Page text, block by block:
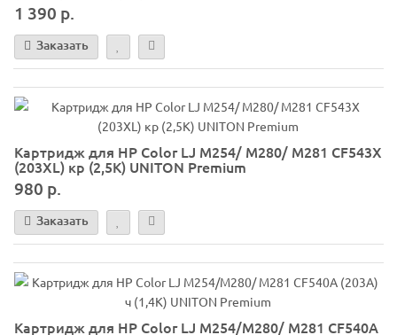
1 390 р.
Заказать
Картридж для HP Color LJ M254/ M280/ M281 CF543X
(203XL) кр (2,5K) UNITON Premium
980 р.
Заказать
Картридж для HP Color LJ M254/M280/ M281 CF540A